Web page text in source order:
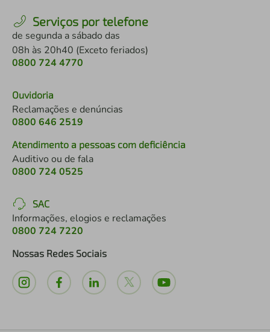
Serviços por telefone
de segunda a sábado das
08h às 20h40 (Exceto feriados)
0800 724 4770
Ouvidoria
Reclamações e denúncias
0800 646 2519
Atendimento a pessoas com deficiência
Auditivo ou de fala
0800 724 0525
SAC
Informações, elogios e reclamações
0800 724 7220
Nossas Redes Sociais